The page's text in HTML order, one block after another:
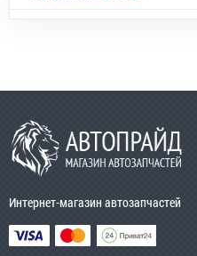
Интернет-магазин автозапчастей